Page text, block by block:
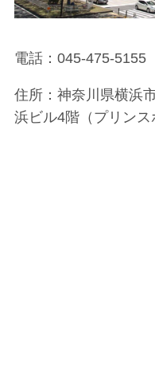
電話： 045-475-5155
住所：神奈川県横浜
浜ビル4階（プリンス